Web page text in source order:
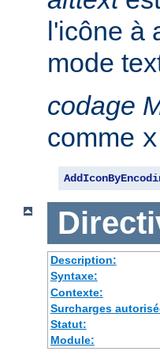
l'icône à
mode
codage
comme
Description:
Syntaxe:
Contexte:
Surcharges
Statut:
Module: